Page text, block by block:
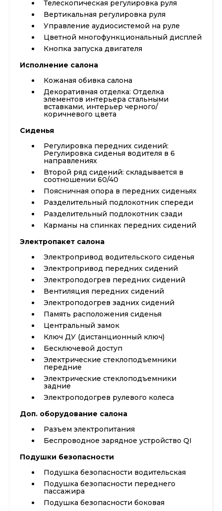
Телескопическая регулировка руля
Вертикальная регулировка руля
Управление аудиосистемой на руле
Цветной многофункциональный дисплей
Кнопка запуска двигателя
Исполнение салона
Кожаная обивка салона
Декоративная отделка: Отделка
элементов интерьера стальными
вставками, интерьер черного/
коричневого цвета
Сиденья
Регулировка передних сидений:
Регулировка сиденья водителя в 6
направлениях
Второй ряд сидений: складывается в
соотношении 60/40
Поясничная опора в передних сиденьях
Разделительный подлокотник спереди
Разделительный подлокотник сзади
Карманы на спинках передних сидений
Электропакет салона
Электропривод водительского сиденья
Электропривод передних сидений
Электроподогрев передних сидений
Вентиляция передних сидений
Электроподогрев задних сидений
Память расположения сиденья
Центральный замок
Ключ ДУ (дистанционный ключ)
Бесключевой доступ
Электрические стеклоподъемники
передние
Электрические стеклоподъемники
задние
Электроподогрев рулевого колеса
Доп. оборудование салона
Разъем электропитания
Беспроводное зарядное устройство QI
Подушки безопасности
Подушка безопасности водительская
Подушка безопасности переднего
пассажира
Подушка безопасности боковая